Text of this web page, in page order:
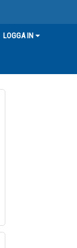
LOGGA IN